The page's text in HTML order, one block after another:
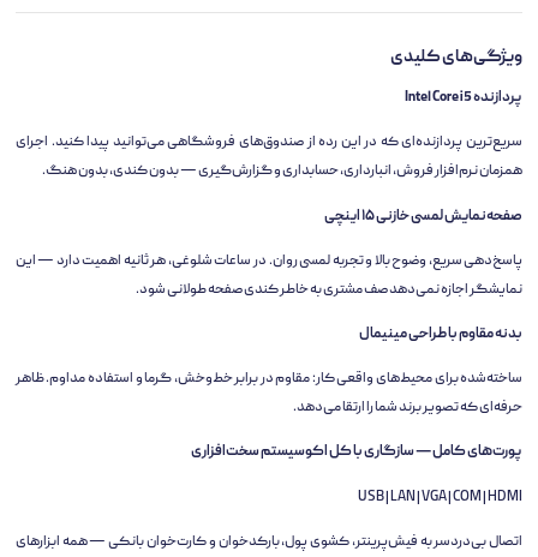
ویژگی‌های کلیدی
پردازنده Intel Core i5
سریع‌ترین پردازنده‌ای که در این رده از صندوق‌های فروشگاهی می‌توانید پیدا کنید. اجرای
همزمان نرم‌افزار فروش، انبارداری، حسابداری و گزارش‌گیری — بدون کندی، بدون هنگ.
صفحه‌نمایش لمسی خازنی ۱۵ اینچی
پاسخ‌دهی سریع، وضوح بالا و تجربه لمسی روان. در ساعات شلوغی، هر ثانیه اهمیت دارد — این
نمایشگر اجازه نمی‌دهد صف مشتری به خاطر کندی صفحه طولانی شود.
بدنه مقاوم با طراحی مینیمال
ساخته‌شده برای محیط‌های واقعی کار: مقاوم در برابر خط‌وخش، گرما و استفاده مداوم. ظاهر
حرفه‌ای که تصویر برند شما را ارتقا می‌دهد.
پورت‌های کامل — سازگاری با کل اکوسیستم سخت‌افزاری
USB | LAN | VGA | COM | HDMI
اتصال بی‌دردسر به فیش‌پرینتر، کشوی پول، بارکدخوان و کارت‌خوان بانکی — همه ابزارهای